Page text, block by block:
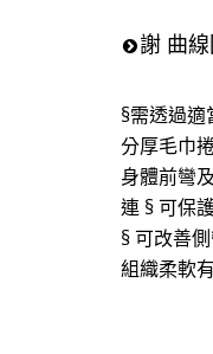
謝 曲
§需透過
分厚毛巾
身體前彎
連 § 可保
§ 可改善
組織柔軟